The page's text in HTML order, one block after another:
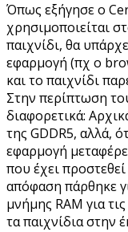
Όπως εξήγησε ο
χρησιμοποιείται
παιχνίδι, θα
εφαρμογή (πχ ο
και το παιχνίδι
Στην περίπτωση
διαφορετικά:
της GDDR5, αλλά,
εφαρμογή
που έχει
απόφαση πάρθηκε
μνήμης RAM για
τα παιχνίδια στην